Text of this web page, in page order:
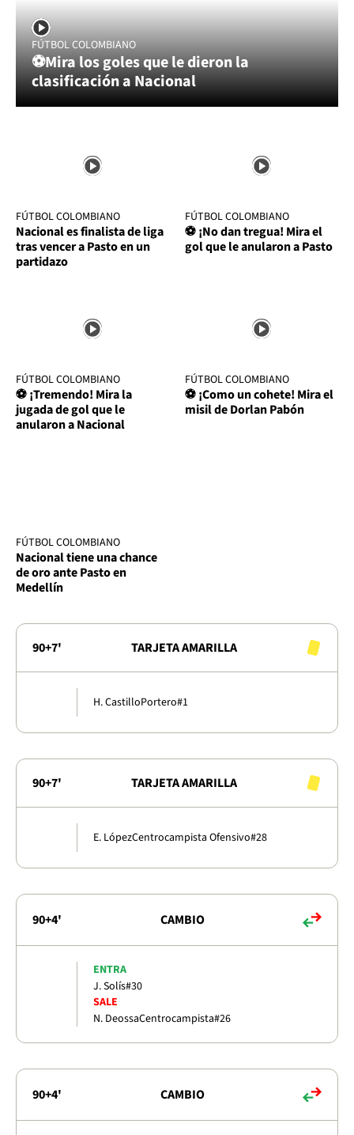
FÚTBOL COLOMBIANO
⚽Mira los goles que le dieron la
clasificación a Nacional
FÚTBOL COLOMBIANO
Nacional es finalista de liga
tras vencer a Pasto en un
partidazo
FÚTBOL COLOMBIANO
⚽ ¡No dan tregua! Mira el
gol que le anularon a Pasto
FÚTBOL COLOMBIANO
⚽ ¡Tremendo! Mira la
jugada de gol que le
anularon a Nacional
FÚTBOL COLOMBIANO
⚽ ¡Como un cohete! Mira el
misil de Dorlan Pabón
FÚTBOL COLOMBIANO
Nacional tiene una chance
de oro ante Pasto en
Medellín
90+7' TARJETA AMARILLA
H. CastilloPortero#1
90+7' TARJETA AMARILLA
E. LópezCentrocampista Ofensivo#28
90+4' CAMBIO
ENTRA
J. Solís#30
SALE
N. DeossaCentrocampista#26
90+4' CAMBIO